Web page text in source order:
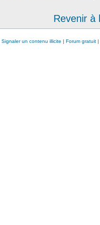
Revenir à
Signaler un contenu illicite | Forum gratuit|